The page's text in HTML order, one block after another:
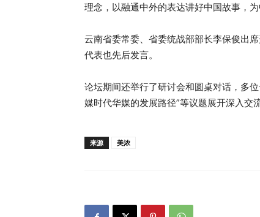
理念，以融通中外的表达讲好中国故事，
云南省委常委、省委统战部部长李保俊出
代表也先后发言。
论坛期间还举行了研讨会和圆桌对话，多
媒时代华媒的发展路径”等议题展开深入交
来源 美浓